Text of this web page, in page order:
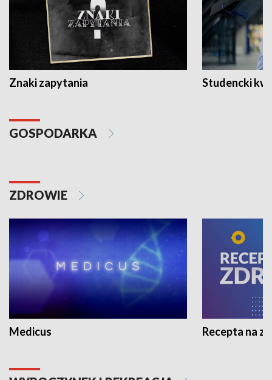
Znaki zapytania Studencki
GOSPODARKA
ZDROWIE
Medicus Recepta na